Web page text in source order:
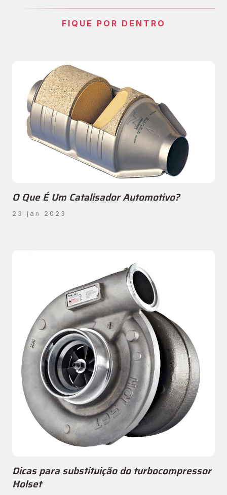
FIQUE POR DENTRO
O Que É Um Catalisador Automotivo?
23 jan 2023
Dicas para substituição do turbocompressor
Holset